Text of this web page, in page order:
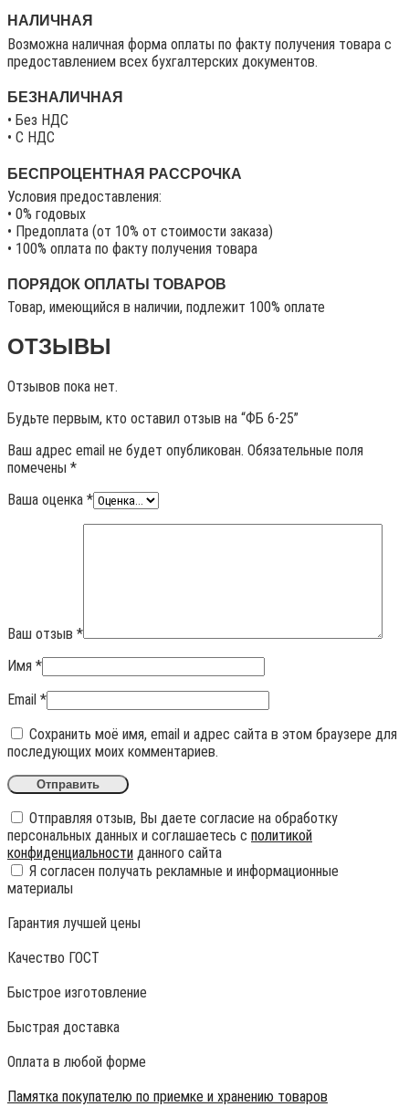
НАЛИЧНАЯ
Возможна наличная форма оплаты по факту получения товара с
предоставлением всех бухгалтерских документов.
БЕЗНАЛИЧНАЯ
• Без НДС
• C НДС
БЕСПРОЦЕНТНАЯ РАССРОЧКА
Условия предоставления:
• 0% годовых
• Предоплата (от 10% от стоимости заказа)
• 100% оплата по факту получения товара
ПОРЯДОК ОПЛАТЫ ТОВАРОВ
Товар, имеющийся в наличии, подлежит 100% оплате
ОТЗЫВЫ
Отзывов пока нет.
Будьте первым, кто оставил отзыв на “ФБ 6-25”
Ваш адрес email не будет опубликован. Обязательные поля
помечены *
Ваша оценка *
Ваш отзыв *
Имя *
Email *
Сохранить моё имя, email и адрес сайта в этом браузере для
последующих моих комментариев.
Отправляя отзыв, Вы даете согласие на обработку
персональных данных и соглашаетесь с политикой
конфиденциальности данного сайта
Я согласен получать рекламные и информационные
материалы
Гарантия лучшей цены
Качество ГОСТ
Быстрое изготовление
Быстрая доставка
Оплата в любой форме
Памятка покупателю по приемке и хранению товаров